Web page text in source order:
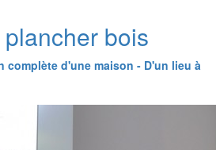
bois
complète d'une maison - D'un lieu à